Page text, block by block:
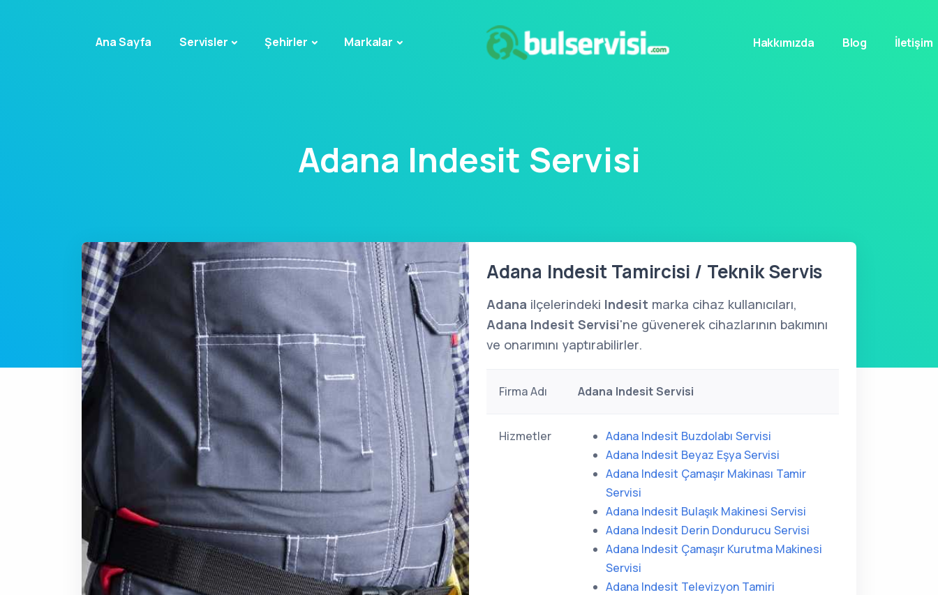
Ana Sayfa Servisler Şehirler Markalar Hakkımızda Blog İletişim
Adana Indesit Servisi
Adana Indesit Tamircisi / Teknik Servis
Adana ilçelerindeki Indesit marka cihaz kullanıcıları,
Adana Indesit Servisi'ne güvenerek cihazlarının bakımını
ve onarımını yaptırabilirler.
Firma Adı Adana Indesit Servisi
Hizmetler
Adana Indesit Buzdolabı Servisi
Adana Indesit Beyaz Eşya Servisi
Adana Indesit Çamaşır Makinası Tamir
Servisi
Adana Indesit Bulaşık Makinesi Servisi
Adana Indesit Derin Dondurucu Servisi
Adana Indesit Çamaşır Kurutma Makinesi
Servisi
Adana Indesit Televizyon Tamiri